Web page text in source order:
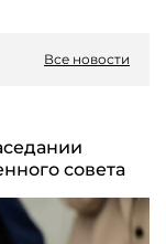
Все новости
совета